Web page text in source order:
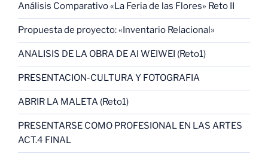
Análisis Comparativo «La Feria de las Flores» Reto II
Propuesta de proyecto: «Inventario Relacional»
ANALISIS DE LA OBRA DE AI WEIWEI (Reto1)
PRESENTACION-CULTURA Y FOTOGRAFIA
ABRIR LA MALETA (Reto1)
PRESENTARSE COMO PROFESIONAL EN LAS ARTES
ACT.4 FINAL